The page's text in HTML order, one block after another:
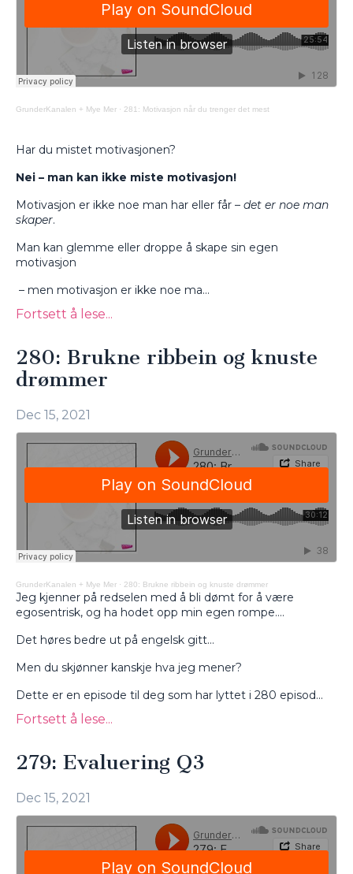
GrunderKanalen + Mye Mer · 281: Motivasjon når du trenger det mest
Har du mistet motivasjonen?
Nei – man kan ikke miste motivasjon!
Motivasjon er ikke noe man har eller får – det er noe man
skaper.
Man kan glemme eller droppe å skape sin egen
motivasjon
– men motivasjon er ikke noe ma...
Fortsett å lese...
280: Brukne ribbein og knuste
drømmer
Dec 15, 2021
GrunderKanalen + Mye Mer · 280: Brukne ribbein og knuste drømmer
Jeg kjenner på redselen med å bli dømt for å være
egosentrisk, og ha hodet opp min egen rompe….
Det høres bedre ut på engelsk gitt…
Men du skjønner kanskje hva jeg mener?
Dette er en episode til deg som har lyttet i 280 episod...
Fortsett å lese...
279: Evaluering Q3
Dec 15, 2021